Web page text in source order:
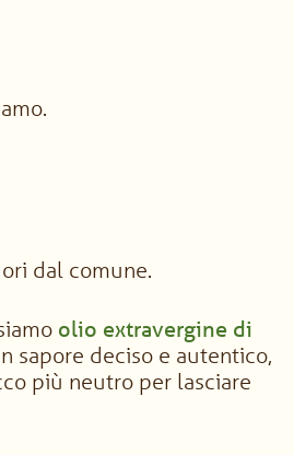
dal comune.
olio extravergine di
sapore deciso e autentico,
più neutro per lasciare